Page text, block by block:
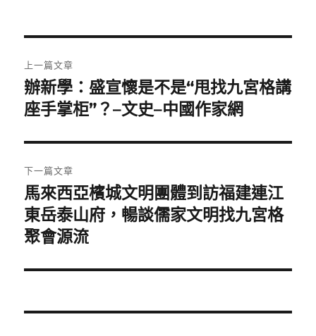
章
導
覽
上一篇文章
上
一
文
章:
辦新學：盛宣懷是不是“甩找九宮格講
座手掌柜”？–文史–中國作家網
下一篇文章
下
一
篇
章:
馬來西亞檳城文明團體到訪福建連江
東岳泰山府，暢談儒家文明找九宮格
聚會源流